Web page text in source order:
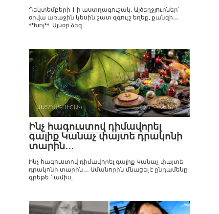
Դեկտեմբերի 1-ի աստղագուշակ․ Այծեղջյուրներ՝
օրվա առաջին կեսին շատ զգույշ եղեք, քանզի․․․
**Խոյ**. Այսօր ձեզ
ԱՍՏՂԱԳՈՒՇԱԿ 0 571
Ինչ հագուստով դիմավորել
գալիք Կանաչ փայտե դրակոնի
տարին․․․
Ինչ հագուստով դիմավորել գալիք Կանաչ փայտե
դրակոնի տարին․․․ Ամանորին մնացել է ընդամենը
գրեթե 1ամիս,